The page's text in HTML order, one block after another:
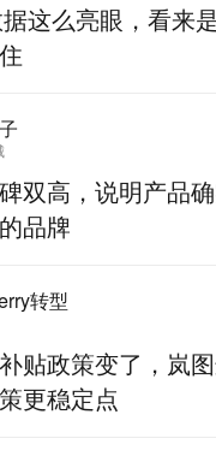
这么亮眼，看来
双高，说明产品
品牌
转型
贴政策变了，岚
更稳定点